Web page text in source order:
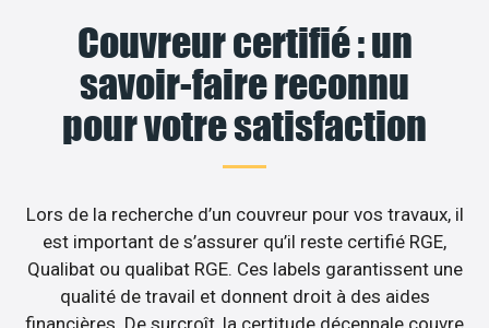
Couvreur certifié : un
savoir-faire reconnu
pour votre satisfaction
Lors de la recherche d’un couvreur pour vos travaux, il
est important de s’assurer qu’il reste certifié RGE,
Qualibat ou qualibat RGE. Ces labels garantissent une
qualité de travail et donnent droit à des aides